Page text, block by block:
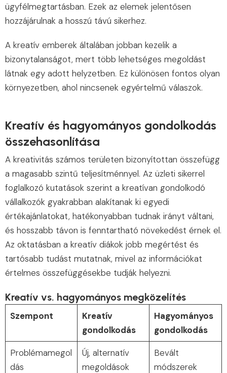
ügyfélmegtartásban. Ezek az elemek jelentősen
hozzájárulnak a hosszú távú sikerhez.
A kreatív emberek általában jobban kezelik a
bizonytalanságot, mert több lehetséges megoldást
látnak egy adott helyzetben. Ez különösen fontos olyan
környezetben, ahol nincsenek egyértelmű válaszok.
Kreatív és hagyományos gondolkodás
összehasonlítása
A kreativitás számos területen bizonyítottan összefügg
a magasabb szintű teljesítménnyel. Az üzleti sikerrel
foglalkozó kutatások szerint a kreatívan gondolkodó
vállalkozók gyakrabban alakítanak ki egyedi
értékajánlatokat, hatékonyabban tudnak irányt váltani,
és hosszabb távon is fenntartható növekedést érnek el.
Az oktatásban a kreatív diákok jobb megértést és
tartósabb tudást mutatnak, mivel az információkat
értelmes összefüggésekbe tudják helyezni.
Kreatív vs. hagyományos megközelítés
Szempont
Kreatív
gondolkodás
Hagyományos
gondolkodás
Problémamegol
dás
Új, alternatív
megoldások
Bevált
módszerek